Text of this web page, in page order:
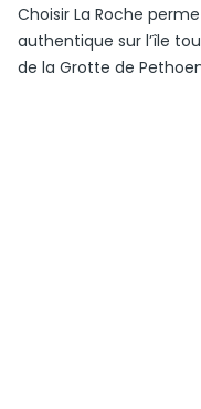
Choisir La Roche
authentique sur l’île
de la Grotte de